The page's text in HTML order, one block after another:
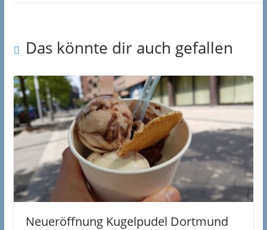
Das könnte dir auch gefallen
Neueröffnung Kugelpudel Dortmund